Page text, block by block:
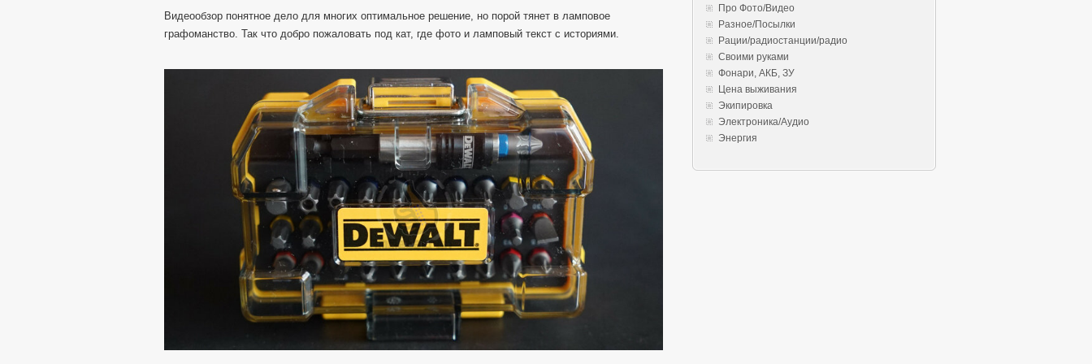
Видеообзор понятное дело для многих оптимальное решение, но порой тянет в ламповое
графоманство. Так что добро пожаловать под кат, где фото и ламповый текст с историями.
Про Фото/Видео
Разное/Посылки
Рации/радиостанции/радио
Своими руками
Фонари, АКБ, ЗУ
Цена выживания
Экипировка
Электроника/Аудио
Энергия